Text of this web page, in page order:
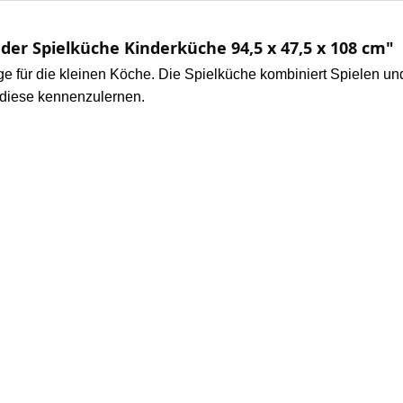
Spielküche Kinderküche 94,5 x 47,5 x 108 cm"
für die kleinen Köche. Die Spielküche kombiniert Spielen
kennenzulernen.